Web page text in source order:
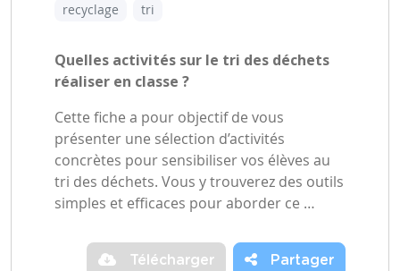
recyclage
tri
Quelles activités sur le tri des déchets
réaliser en classe ?
Cette fiche a pour objectif de vous
présenter une sélection d’activités
concrètes pour sensibiliser vos élèves au
tri des déchets. Vous y trouverez des outils
simples et efficaces pour aborder ce …
Télécharger Partager